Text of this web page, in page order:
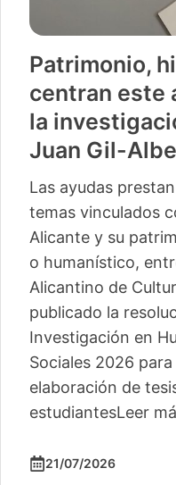
Patrimonio,
centran este
la
Juan Gil-
Las ayudas
temas vinculados
Alicante y su
o humanístico,
Alicantino de
publicado la
Investigación en
Sociales 2026
elaboración de
estudiantesLeer
21/07/2026